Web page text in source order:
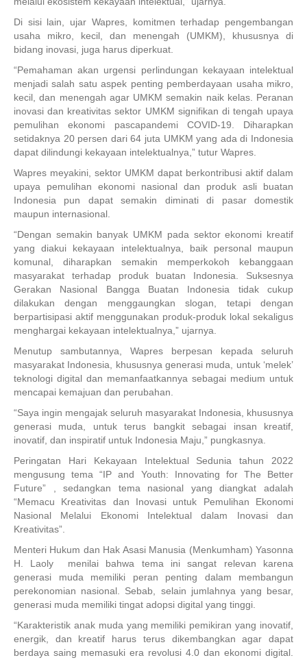
Di sisi lain, ujar Wapres, komitmen terhadap pengembangan
usaha mikro, kecil, dan menengah (UMKM), khususnya di
bidang inovasi, juga harus diperkuat.
“Pemahaman akan urgensi perlindungan kekayaan intelektual
menjadi salah satu aspek penting pemberdayaan usaha mikro,
kecil, dan menengah agar UMKM semakin naik kelas. Peranan
inovasi dan kreativitas sektor UMKM signifikan di tengah upaya
pemulihan ekonomi pascapandemi COVID-19. Diharapkan
setidaknya 20 persen dari 64 juta UMKM yang ada di Indonesia
dapat dilindungi kekayaan intelektualnya,” tutur Wapres.
Wapres meyakini, sektor UMKM dapat berkontribusi aktif dalam
upaya pemulihan ekonomi nasional dan produk asli buatan
Indonesia pun dapat semakin diminati di pasar domestik
maupun internasional.
“Dengan semakin banyak UMKM pada sektor ekonomi kreatif
yang diakui kekayaan intelektualnya, baik personal maupun
komunal, diharapkan semakin memperkokoh kebanggaan
masyarakat terhadap produk buatan Indonesia. Suksesnya
Gerakan Nasional Bangga Buatan Indonesia tidak cukup
dilakukan dengan menggaungkan slogan, tetapi dengan
berpartisipasi aktif menggunakan produk-produk lokal sekaligus
menghargai kekayaan intelektualnya,” ujarnya.
Menutup sambutannya, Wapres berpesan kepada seluruh
masyarakat Indonesia, khususnya generasi muda, untuk ‘melek’
teknologi digital dan memanfaatkannya sebagai medium untuk
mencapai kemajuan dan perubahan.
“Saya ingin mengajak seluruh masyarakat Indonesia, khususnya
generasi muda, untuk terus bangkit sebagai insan kreatif,
inovatif, dan inspiratif untuk Indonesia Maju,” pungkasnya.
Peringatan Hari Kekayaan Intelektual Sedunia tahun 2022
mengusung tema “IP and Youth: Innovating for The Better
Future” , sedangkan tema nasional yang diangkat adalah
“Memacu Kreativitas dan Inovasi untuk Pemulihan Ekonomi
Nasional Melalui Ekonomi Intelektual dalam Inovasi dan
Kreativitas”.
Menteri Hukum dan Hak Asasi Manusia (Menkumham) Yasonna
H. Laoly menilai bahwa tema ini sangat relevan karena
generasi muda memiliki peran penting dalam membangun
perekonomian nasional. Sebab, selain jumlahnya yang besar,
generasi muda memiliki tingat adopsi digital yang tinggi.
“Karakteristik anak muda yang memiliki pemikiran yang inovatif,
energik, dan kreatif harus terus dikembangkan agar dapat
berdaya saing memasuki era revolusi 4.0 dan ekonomi digital.